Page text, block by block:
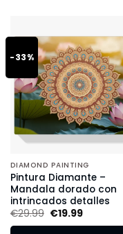
-33%
DIAMOND PAINTING
Pintura Diamante –
Mandala dorado con
intrincados detalles
€29.99 €19.99